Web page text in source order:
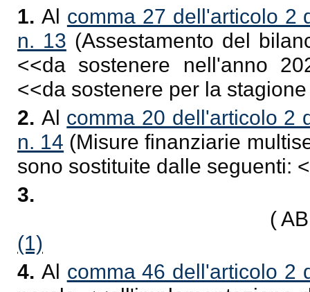
1. Al comma 27 dell'articolo 2
n. 13 (Assestamento del
<<da sostenere nell'anno
<<da sostenere per la
2. Al comma 20 dell'articolo 2
n. 14 (Misure finanziarie
sono sostituite dalle seguenti:
3.
(
(1)
4. Al comma 46 dell'articolo 2